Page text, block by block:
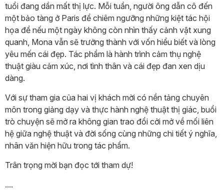
tuổi đang dần mất thị lực. Mỗi tuần, người ông dẫn cô đến
một bảo tàng ở Paris để chiêm ngưỡng những kiệt tác hội
họa để nếu một ngày không còn nhìn thấy cảnh vật xung
quanh, Mona vẫn sẽ trưởng thành với vốn hiểu biết và lòng
yêu mến cái đẹp. Tác phẩm là hành trình cảm thụ nghệ
thuật giàu cảm xúc, nơi tình thân và cái đẹp đan xen dịu
dàng.
Với sự tham gia của hai vị khách mời có nền tảng chuyên
môn trong giảng dạy và thực hành nghệ thuật thị giác, buổi
trò chuyện sẽ mở ra không gian trao đổi cởi mở về mối liên
hệ giữa nghệ thuật và đời sống cùng những chi tiết ý nghĩa,
nhân văn hiện hữu trong tác phẩm.
Trân trọng mời bạn đọc tới tham dự!
....